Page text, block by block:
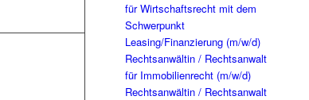
für Wirtschaftsrecht mit dem
Schwerpunkt
Leasing/Finanzierung (m/w/d)
Rechtsanwältin / Rechtsanwalt
für Immobilienrecht (m/w/d)
Rechtsanwältin / Rechtsanwalt